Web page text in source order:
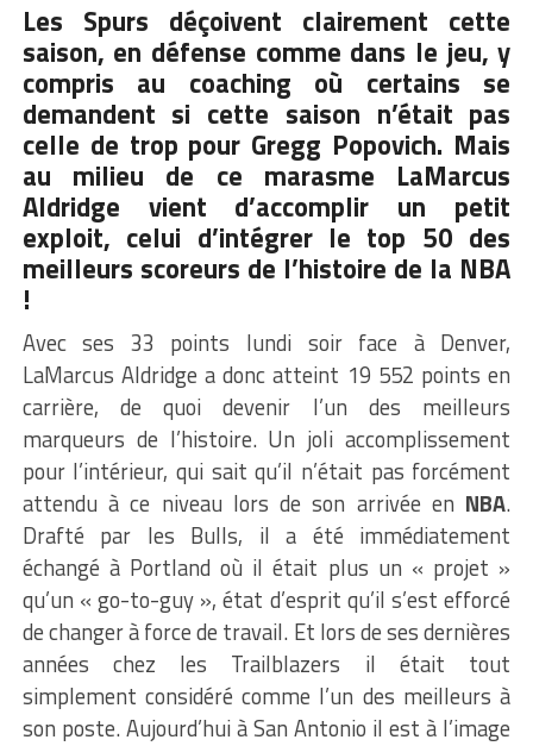
Les Spurs déçoivent clairement cette
saison, en défense comme dans le jeu, y
compris au coaching où certains se
demandent si cette saison n’était pas
celle de trop pour Gregg Popovich. Mais
au milieu de ce marasme LaMarcus
Aldridge vient d’accomplir un petit
exploit, celui d’intégrer le top 50 des
meilleurs scoreurs de l’histoire de la NBA
!
Avec ses 33 points lundi soir face à Denver,
LaMarcus Aldridge a donc atteint 19 552 points en
carrière, de quoi devenir l’un des meilleurs
marqueurs de l’histoire. Un joli accomplissement
pour l’intérieur, qui sait qu’il n’était pas forcément
attendu à ce niveau lors de son arrivée en NBA.
Drafté par les Bulls, il a été immédiatement
échangé à Portland où il était plus un « projet »
qu’un « go-to-guy », état d’esprit qu’il s’est efforcé
de changer à force de travail. Et lors de ses dernières
années chez les Trailblazers il était tout
simplement considéré comme l’un des meilleurs à
son poste. Aujourd’hui à San Antonio il est à l’image